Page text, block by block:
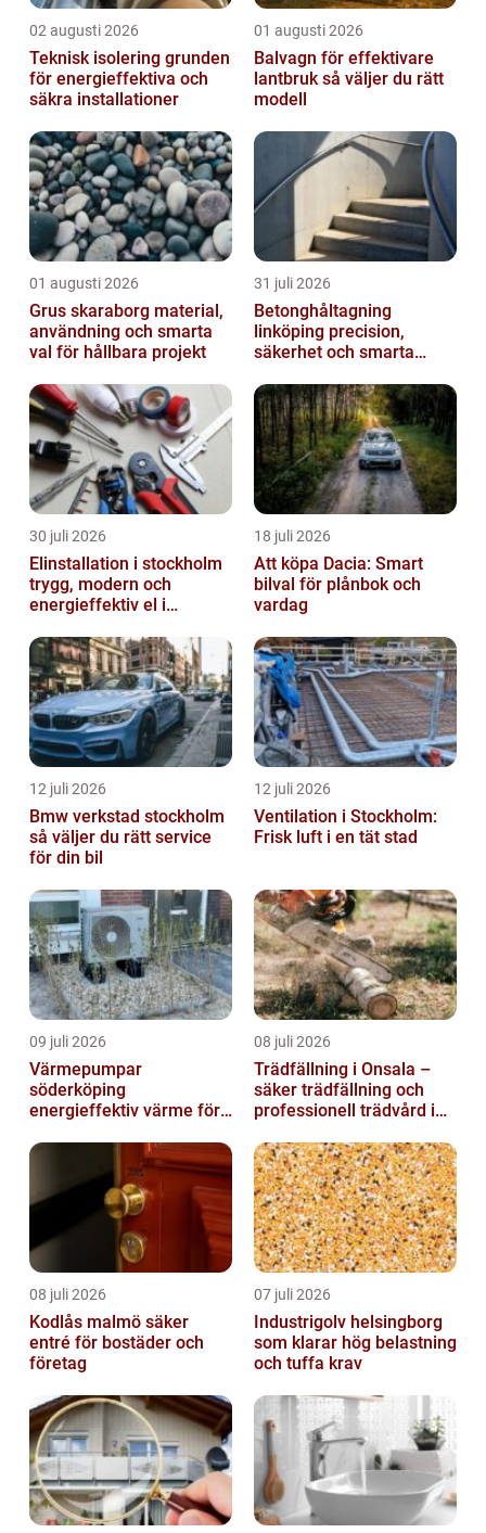
02 augusti 2026
Teknisk isolering grunden
för energieffektiva och
säkra installationer
01 augusti 2026
Balvagn för effektivare
lantbruk så väljer du rätt
modell
01 augusti 2026
Grus skaraborg material,
användning och smarta
val för hållbara projekt
31 juli 2026
Betonghåltagning
linköping precision,
säkerhet och smarta
30 juli 2026
Elinstallation i stockholm
trygg, modern och
energieffektiv el i
18 juli 2026
Att köpa Dacia: Smart
bilval för plånbok och
vardag
12 juli 2026
Bmw verkstad stockholm
så väljer du rätt service
för din bil
12 juli 2026
Ventilation i Stockholm:
Frisk luft i en tät stad
09 juli 2026
Värmepumpar
söderköping
energieffektiv värme för
08 juli 2026
Trädfällning i Onsala –
säker trädfällning och
professionell trädvård i
08 juli 2026
Kodlås malmö säker
entré för bostäder och
företag
07 juli 2026
Industrigolv helsingborg
som klarar hög belastning
och tuffa krav